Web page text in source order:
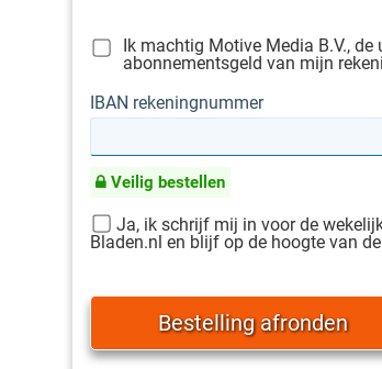
Ik machtig Motive Media B.V.,
abonnementsgeld van mijn
IBAN rekeningnummer
Veilig bestellen
Ja, ik schrijf mij in voor de
Bladen.nl en blijf op de hoogte van